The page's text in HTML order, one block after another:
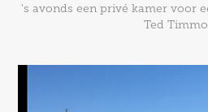
's avonds een privé kamer voor
Ted